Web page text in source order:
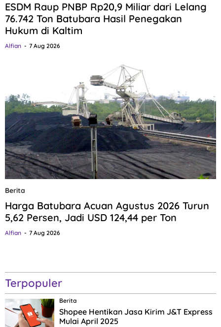
ESDM Raup PNBP Rp20,9 Miliar dari Lelang
76.742 Ton Batubara Hasil Penegakan
Hukum di Kaltim
Alfian 7 Aug 2026
Berita
Harga Batubara Acuan Agustus 2026 Turun
5,62 Persen, Jadi USD 124,44 per Ton
Alfian 7 Aug 2026
Terpopuler
Berita
Shopee Hentikan Jasa Kirim J&T Express
Mulai April 2025